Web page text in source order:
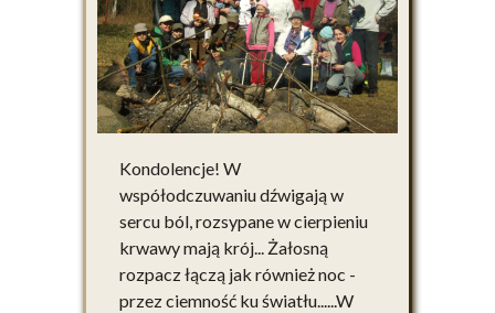
Kondolencje! W
współodczuwaniu dźwigają w
sercu ból, rozsypane w cierpieniu
krwawy mają krój... Żałosną
rozpacz łączą jak również noc -
przez ciemność ku światłu......W